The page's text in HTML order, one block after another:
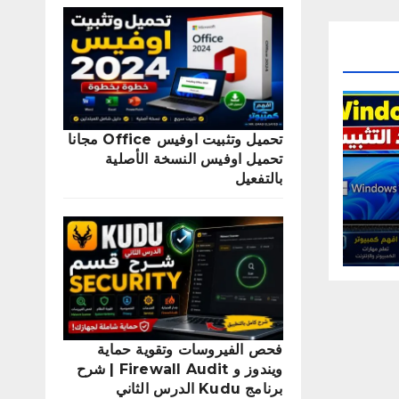
تحميل وتثبيت اوفيس Office مجانا
تحميل اوفيس النسخة الأصلية
بالتفعيل
فحص الفيروسات وتقوية حماية
ويندوز و Firewall Audit | شرح
برنامج Kudu الدرس الثاني